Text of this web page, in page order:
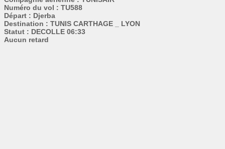
Numéro du vol : TU588
Départ : Djerba
Destination : TUNIS CARTHAGE _ LYON
Statut : DECOLLE 06:33
Aucun retard